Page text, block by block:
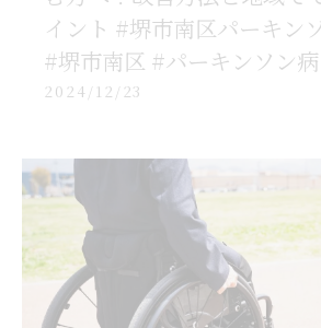
イント #堺市南区パーキン
#堺市南区 #パーキンソン
2024/12/23